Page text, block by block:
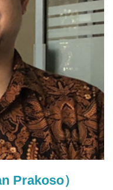
Prakoso）